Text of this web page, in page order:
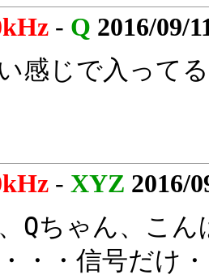
- Q 2016/09/
感じで入ってる
- XYZ 2016/
Qちゃん、こん
・・信号だけ